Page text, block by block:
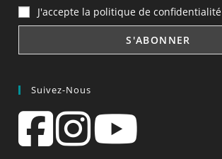
J'accepte la politique de confidentialité
Suivez-Nous